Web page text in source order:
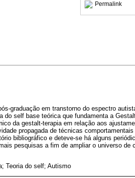
Permalink
graduação em transtorno do espectro
self base teórica que fundamenta a
da gestalt-terapia em relação aos
propagada de técnicas
bibliográfico e deteve-se há alguns
pesquisas a fim de ampliar o universo de
Teoria do self; Autismo